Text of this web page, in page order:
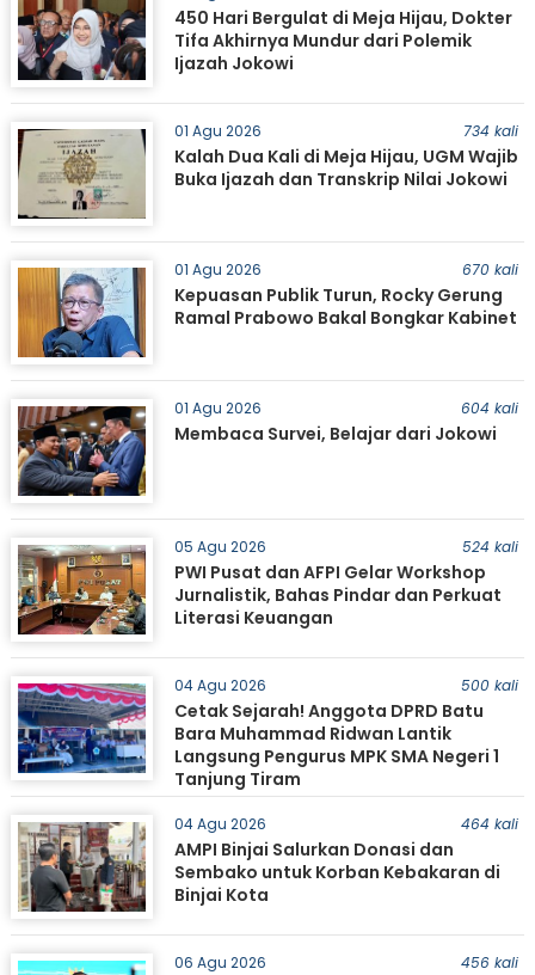
450 Hari Bergulat di Meja Hijau, Dokter
Tifa Akhirnya Mundur dari Polemik
Ijazah Jokowi
01 Agu 2026 734 kali
Kalah Dua Kali di Meja Hijau, UGM Wajib
Buka Ijazah dan Transkrip Nilai Jokowi
01 Agu 2026 670 kali
Kepuasan Publik Turun, Rocky Gerung
Ramal Prabowo Bakal Bongkar Kabinet
01 Agu 2026 604 kali
Membaca Survei, Belajar dari Jokowi
05 Agu 2026 524 kali
PWI Pusat dan AFPI Gelar Workshop
Jurnalistik, Bahas Pindar dan Perkuat
Literasi Keuangan
04 Agu 2026 500 kali
Cetak Sejarah! Anggota DPRD Batu
Bara Muhammad Ridwan Lantik
Langsung Pengurus MPK SMA Negeri 1
Tanjung Tiram
04 Agu 2026 464 kali
AMPI Binjai Salurkan Donasi dan
Sembako untuk Korban Kebakaran di
Binjai Kota
06 Agu 2026 456 kali